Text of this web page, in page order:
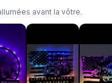
avant la vôtre.